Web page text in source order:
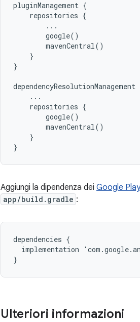
pluginManagement {
    repositories {
        ...
        google()
        mavenCentral()
    }
}
dependencyResolutionManagement
    ...
    repositories {
        google()
        mavenCentral()
    }
Aggiungi la dipendenza dei Google
app/build.gradle :
dependencies {
implementation
' com .google.
}
Ulteriori informazioni